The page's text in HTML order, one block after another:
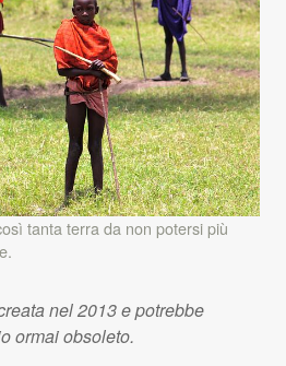
tanta terra da non potersi più
nel 2013 e potrebbe
ormai obsoleto.